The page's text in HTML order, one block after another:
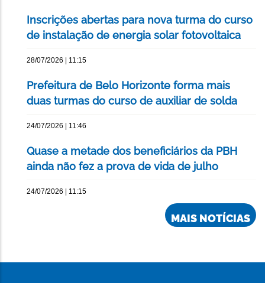
Inscrições abertas para nova turma do curso
de instalação de energia solar fotovoltaica
28/07/2026 | 11:15
Prefeitura de Belo Horizonte forma mais
duas turmas do curso de auxiliar de solda
24/07/2026 | 11:46
Quase a metade dos beneficiários da PBH
ainda não fez a prova de vida de julho
24/07/2026 | 11:15
MAIS NOTÍCIAS